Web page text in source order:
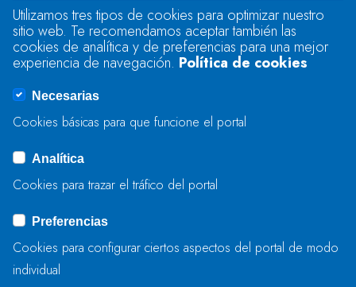
Se produjo un error al cargar el campo
"text".
Se produjo un error al cargar el campo
ENVIAR
Utilizamos tres tipos de cookies para optimizar nuestro
sitio web. Te recomendamos aceptar también las
cookies de analítica y de preferencias para una mejor
experiencia de navegación. Política de cookies
Necesarias
Cookies básicas para que funcione el portal
Analítica
Cookies para trazar el tráfico del portal
Preferencias
Cookies para configurar ciertos aspectos del portal de modo
individual